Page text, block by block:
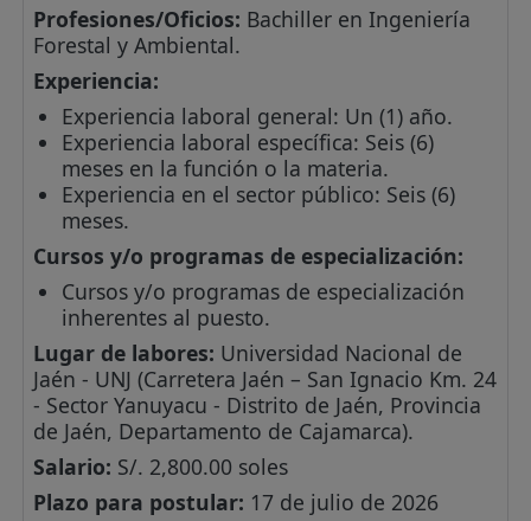
Profesiones/Oficios: Bachiller en Ingeniería
Forestal y Ambiental.
Experiencia:
Experiencia laboral general: Un (1) año.
Experiencia laboral específica: Seis (6)
meses en la función o la materia.
Experiencia en el sector público: Seis (6)
meses.
Cursos y/o programas de especialización:
Cursos y/o programas de especialización
inherentes al puesto.
Lugar de labores: Universidad Nacional de
Jaén - UNJ (Carretera Jaén – San Ignacio Km. 24
- Sector Yanuyacu - Distrito de Jaén, Provincia
de Jaén, Departamento de Cajamarca).
Salario: S/. 2,800.00 soles
Plazo para postular: 17 de julio de 2026